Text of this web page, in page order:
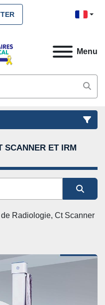
Menu
NETTOYEZ TOUS
SCANNER ET IRM
Radiologie, Ct Scanner